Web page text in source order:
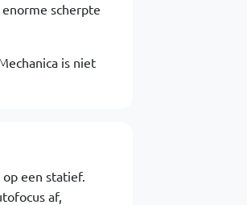
scherpte
is niet
een statief.
af,